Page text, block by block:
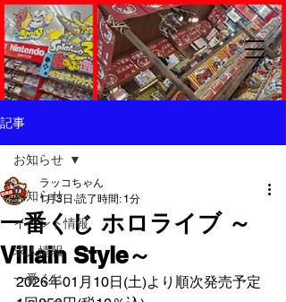
記事
お知らせ
イベント情報
求人情報
一番くじ
お知らせ
一番くじ ホロライブ ～
Villain Style～
ラッコちゃん
1月3日 読了時間: 1分
2026年01月10日(土)より順次発売予定